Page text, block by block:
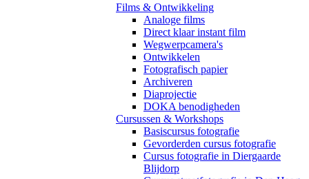
Films & Ontwikkeling
Analoge films
Direct klaar instant film
Wegwerpcamera's
Ontwikkelen
Fotografisch papier
Archiveren
Diaprojectie
DOKA benodigheden
Cursussen & Workshops
Basiscursus fotografie
Gevorderden cursus fotografie
Cursus fotografie in Diergaarde
Blijdorp